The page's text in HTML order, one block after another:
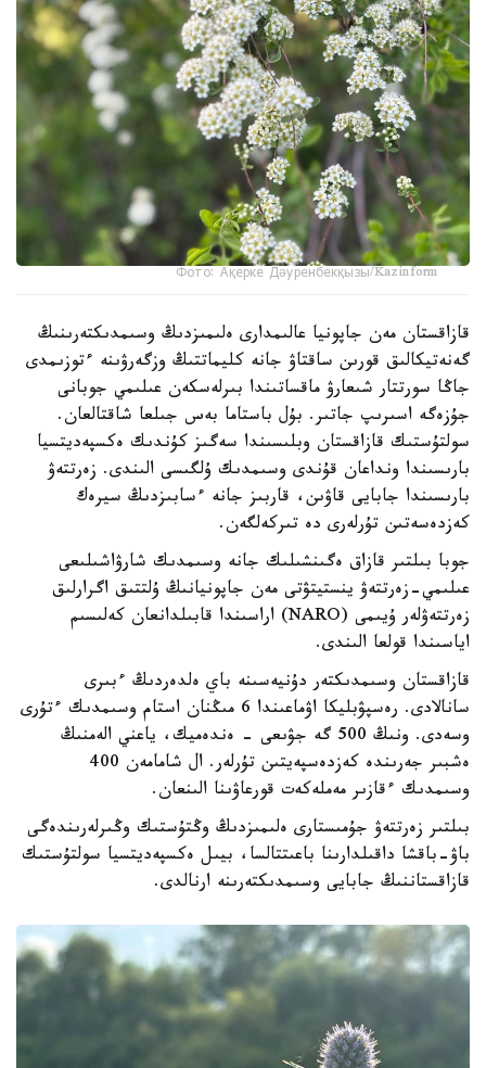
Фото: Ақерке Дәуренбекқызы/Kazinform
قازاقستان مەن جاپونيا عالىمدارى ەلىمىزدىڭ وسىمدىكتەرىنىڭ
گەنەتيكالىق قورىن ساقتاۋ جانە كليماتتىڭ وزگەرۋىنە ءتوزىمدى
جاڭا سورتتار شىعارۋ ماقساتىندا بىرلەسكەن عىلىمي جوبانى
جۇزەگە اسىرىپ جاتىر. بۇل باستاما بەس جىلعا شاقتالعان.
سولتۇستىك قازاقستان وبلىسىندا سەگىز كۇندىك ەكسپەديتسيا
بارىسىندا ونداعان قۇندى وسىمدىك ۇلگىسى الىندى. زەرتتەۋ
بارىسىندا جابايى قاۋىن، قاربىز جانە ءسابىزدىڭ سيرەك
كەزدەسەتىن تۇرلەرى دە تىركەلگەن.
جوبا بىلتىر قازاق ەگىنشىلىك جانە وسىمدىك شارۋاشىلىعى
عىلىمي-زەرتتەۋ ينستيتۋتى مەن جاپونيانىڭ ۇلتتىق اگرارلىق
زەرتتەۋلەر ۇيىمى (NARO) اراسىندا قابىلدانعان كەلىسىم
اياسىندا قولعا الىندى.
قازاقستان وسىمدىكتەر دۇنيەسىنە باي ەلدەردىڭ ءبىرى
سانالادى. رەسپۋبليكا اۋماعىندا 6 مىڭنان استام وسىمدىك ءتۇرى
وسەدى. ونىڭ 500 گە جۋىعى - ەندەميك، ياعني الەمنىڭ
ەشبىر جەرىندە كەزدەسپەيتىن تۇرلەر. ال شامامەن 400
وسىمدىك ءقازىر مەملەكەت قورعاۋىنا الىنعان.
بىلتىر زەرتتەۋ جۇمىستارى ەلىمىزدىڭ وڭتۇستىك وڭىرلەرىندەگى
باۋ-باقشا داقىلدارىنا باعىتتالسا، بيىل ەكسپەديتسيا سولتۇستىك
قازاقستاننىڭ جابايى وسىمدىكتەرىنە ارنالدى.